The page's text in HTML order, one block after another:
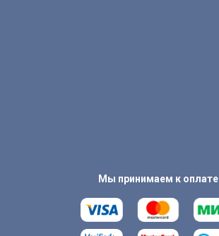
Мы принимаем к оплате